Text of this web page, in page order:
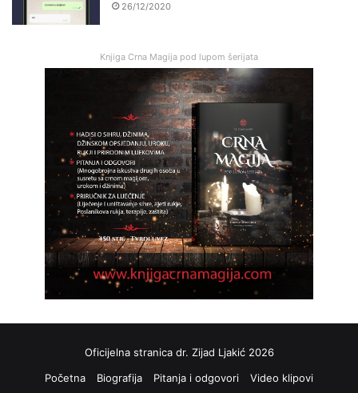
26/12/2020
Knjiga Crna Magija pod lupom šerijata
Oficijelna stranica dr. Zijad Ljakić 2026
Početna
Biografija Pitanja i odgovori Video klipovi